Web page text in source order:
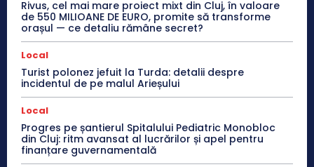
Rivus, cel mai mare proiect mixt din Cluj, în valoare
de 550 MILIOANE DE EURO, promite să transforme
orașul — ce detaliu rămâne secret?
Local
Turist polonez jefuit la Turda: detalii despre
incidentul de pe malul Arieșului
Local
Progres pe șantierul Spitalului Pediatric Monobloc
din Cluj: ritm avansat al lucrărilor și apel pentru
finanțare guvernamentală